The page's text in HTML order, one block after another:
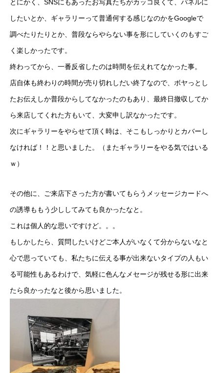
とにかく、SNSにもあったお写真たちがカッコ良くて、パネルに
したいとか、ギャラリーって普通何する感じなのかをGoogleで
調べたりたりとか、普段ならやらない事を形にしていくのもすご
く楽しかったです。
終わってから、一番反省したのは時間を伝えれてなかった事。
店自体も終わりの時間が売り切れしだい終了なので、ボヤっとし
たお伝えしか普段からしてなかったのもあり、最終日撤収してか
ら来店してくれた方もいて、大変申し訳なかったです。
次にギャラリーをやらせて頂く時は、そこもしっかりとカバーし
なければ！！と思いました。（またギャラリーをやる気ではいる
ｗ）
その他に、ご来店下さった方が書いてもらうメッセージカードへ
の誘導ももう少ししてみても良かったなと。
これは個人的な思いですけど。。。
もしかしたら、質問したいけどご本人がいなくて分からないなと
心で思っていても、私たちに伝える事が出来ないタイプの人もい
る可能性もあるわけで、気軽に色んなメセージが残せる形に出来
たら良かったなと後から思いました。